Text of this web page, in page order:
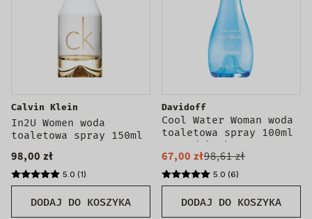
DODAJ DO KOSZYKA
Calvin Klein
In2U Women woda
toaletowa spray 150ml
98,00 zł
5.0 (1)
DODAJ DO KOSZYKA
Davidoff
Cool Water Woman woda
toaletowa spray 100ml
- produkt bez
opakowania
67,00 zł98,61 zł
5.0 (6)